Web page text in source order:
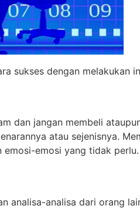
sukses dengan melakukan
dan jangan membeli
atau sejenisnya.
emosi-emosi yang tidak perlu.
analisa-analisa dari orang